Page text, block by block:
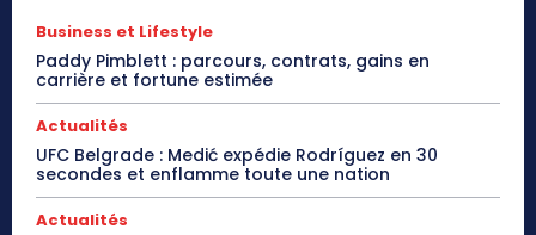
Business et Lifestyle
Paddy Pimblett : parcours, contrats, gains en
carrière et fortune estimée
Actualités
UFC Belgrade : Medić expédie Rodríguez en 30
secondes et enflamme toute une nation
Actualités